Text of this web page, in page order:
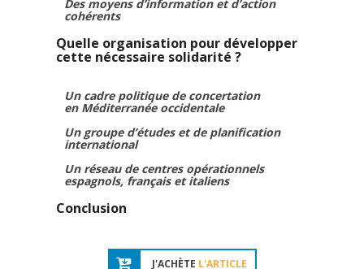
Des moyens d’information et d’action
cohérents
Quelle organisation pour développer
cette nécessaire solidarité ?
Un cadre politique de concertation
en Méditerranée occidentale
Un groupe d’études et de planification
international
Un réseau de centres opérationnels
espagnols, français et italiens
Conclusion
J'ACHÈTE L'ARTICLE